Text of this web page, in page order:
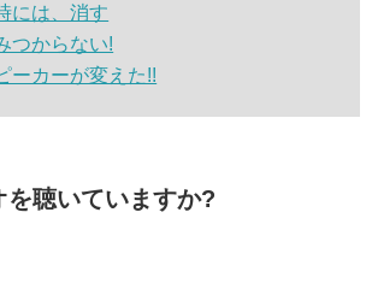
には、消す
つからない!
ーカーが変えた!!
を聴いていますか?